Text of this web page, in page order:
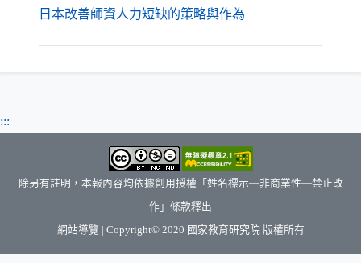
日本改善師資人力短缺的策略與作為
:::
除另有註明，本報內容均依據創用授權「姓名標示—非商業性—禁止改
作」條款釋出
網站導覽 | Copyright© 2020 國家教育研究院（另開新視窗）
版權所有